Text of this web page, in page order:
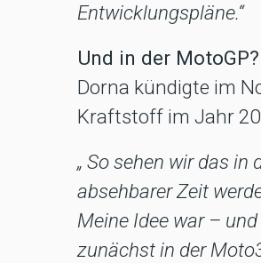
Entwicklungspläne.“
Und in der MotoGP?
Dorna kündigte im
Kraftstoff im Jahr
„ So sehen wir das in
absehbarer Zeit
Meine Idee war –
zunächst in der